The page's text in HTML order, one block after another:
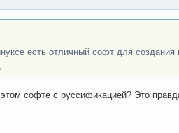
есть отличный софт для
софте с руссификацией? Это